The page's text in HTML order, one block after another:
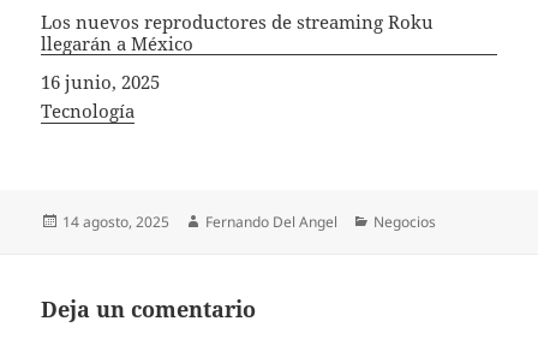
Los nuevos reproductores de streaming Roku
llegarán a México
Fecha
16 junio, 2025
In relation to
Tecnología
Publicado
14 agosto, 2025 Autor
Fernando Del Angel Categorías
Negocios
Deja un comentario